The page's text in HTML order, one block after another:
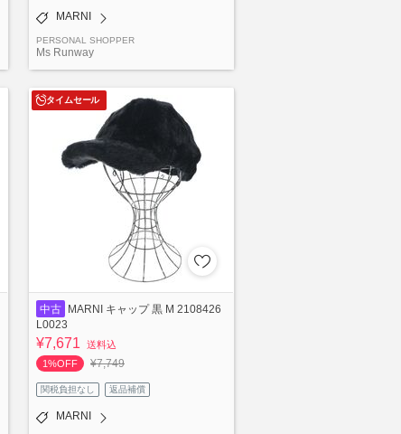
MARNI
PERSONAL SHOPPER
Ms Runway
タイムセール
中古
MARNI キャップ 黒 M 2108426
L0023
¥7,671
送料込
1%OFF
¥7,749
関税負担なし 返品補償
MARNI